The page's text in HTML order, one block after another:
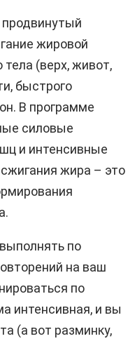
продвинутый
жировой
(верх, живот,
быстрого
В программе
силовые
и интенсивные
жира – это
по
на ваш
по
интенсивная, и вы
(а вот разминку,